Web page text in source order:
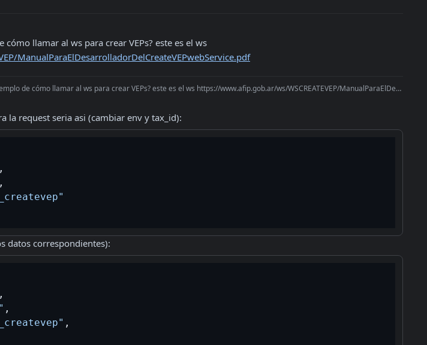
ManualParaElDesarrolladorDelCreateVEPwebService.pdf
de cómo llamar al ws para crear VEPs? este es el ws https://www.afip.gob.ar/ws/WSCREATEVEP/ManualParaElDesarrolladorDelCrea
la request seria asi (cambiar env y tax_id):
,
,
datos correspondientes):
,
,
,